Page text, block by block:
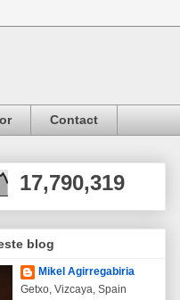
Contact
17,790,319
blog
Mikel Agirregabiria
Getxo, Vizcaya, Spain